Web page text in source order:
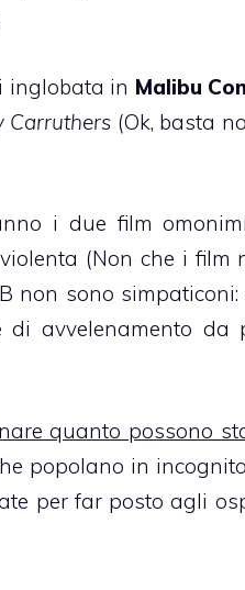
inglobata in Malibu
Carruthers (Ok, basta
i due film
(Non che i film
non sono
avvelenamento da
quanto possono
popolano in
per far posto agli